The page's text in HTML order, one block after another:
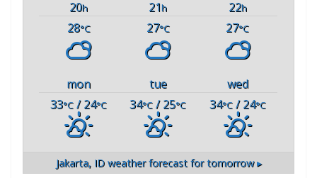
20h 21h 22h
28°C 27°C 27°C
mon tue
wed
33°C / 24°C 34°C / 25°C 34°C/ 24°C
Jakarta, IDweather forecast for tomorrow ▸